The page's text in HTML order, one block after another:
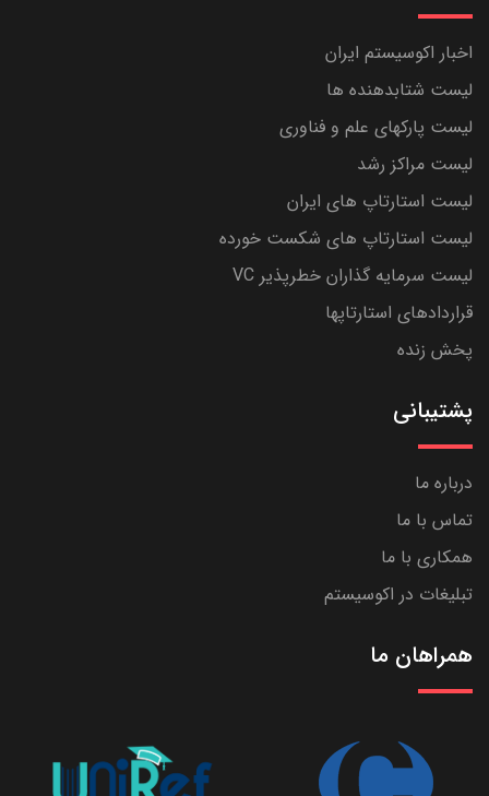
اخبار اکوسیستم ایران
لیست شتابدهنده ها
لیست پارکهای علم و فناوری
لیست مراکز رشد
لیست استارتاپ های ایران
لیست استارتاپ های شکست خورده
لیست سرمایه گذاران خطرپذیر VC
قراردادهای استارتاپها
پخش زنده
پشتیبانی
درباره ما
تماس با ما
همکاری با ما
تبلیغات در اکوسیستم
همراهان ما